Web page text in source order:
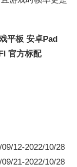
平板 安卓Pad
官方标配
09/12-2022/10/28
09/21-2022/10/28